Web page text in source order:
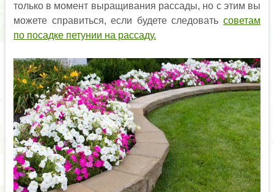
только в момент выращивания рассады, но с этим вы
можете справиться, если будете следоватьсоветам
по посадке петунии на рассаду.